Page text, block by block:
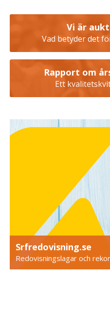
Vi är
Vad betyder det
Rapport om
Ett
Srfredovisning.se
Redovisningslagar och